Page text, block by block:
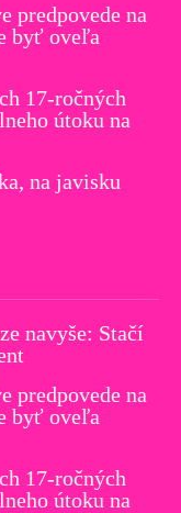
predpovede na
byť oveľa
17-ročných
útoku na
na javisku
navyše: Stačí
predpovede na
byť oveľa
17-ročných
útoku na